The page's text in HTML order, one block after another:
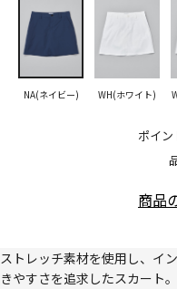
ポイ
NA(ネイビー) WH(ホワイト)
商品
ストレッチ素材を使用し、イ
きやすさを追求したスカート。